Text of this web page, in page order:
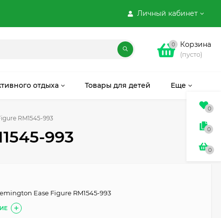
Личный кабинет
0 Корзина
(пусто)
отдыха Товары для детей Еще
RM1545-993
993
Ease Figure RM1545-993
0
0
0